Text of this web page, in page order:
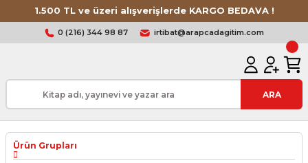
1.500 TL ve üzeri alışverişlerde KARGO BEDAVA !
0 (216) 344 98 87 irtibat@arapcadagitim.com
ARA
Ürün Grupları